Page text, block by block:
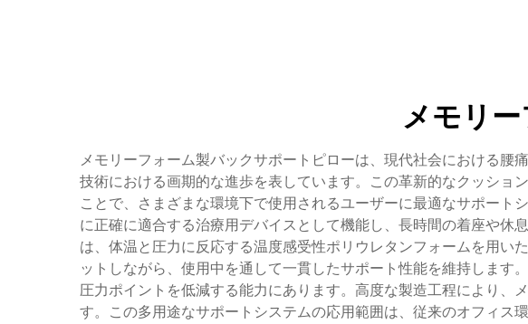
メモリ
メモリーフォーム製バックサポートピローは、現代社会における
技術における画期的な進歩を表しています。この革新的なクッショ
ことで、さまざまな環境下で使用されるユーザーに最適なサポー
に正確に適合する治療用デバイスとして機能し、長時間の着座や
は、体温と圧力に反応する温度感受性ポリウレタンフォームを用い
ットしながら、使用中を通して一貫したサポート性能を維持しま
圧力ポイントを低減する能力にあります。高度な製造工程により、
す。この多用途なサポートシステムの応用範囲は、従来のオフィス